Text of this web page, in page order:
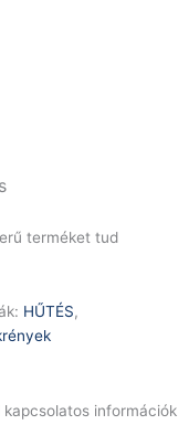
terméket tud
HŰTÉS,
információk